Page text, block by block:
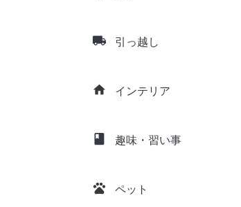
local_shipping 引っ越し
home インテリア
class 趣味・習い事
pets ペット